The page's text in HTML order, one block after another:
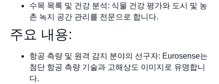
수목 목록 및 건강 분석: 식물 건강 평가와 도시 및 농
촌 녹지 공간 관리를 전문으로 합니다.
주요 내용:
항공 측량 및 원격 감지 분야의 선구자: Eurosense는
첨단 항공 측량 기술과 고해상도 이미지로 유명합니
다.